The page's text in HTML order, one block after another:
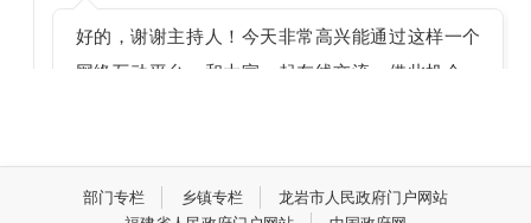
好的，谢谢主持人！今天非常高兴能通过这样一个
网络互动平台，和大家一起在线交流。借此机会，
策部署，整合原县安全生产监督管理局职责、县民
部门专栏 乡镇专栏
龙岩市人民政府门户网站